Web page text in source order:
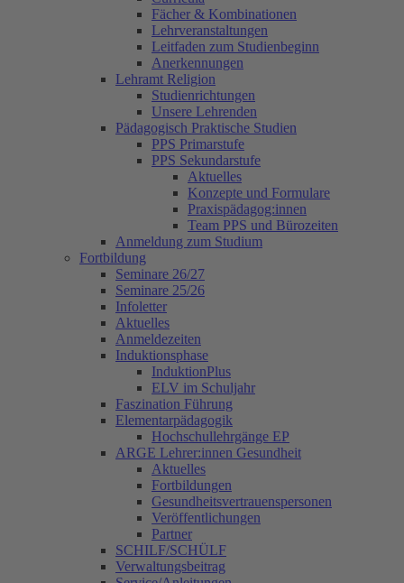
Fächer & Kombinationen
Lehrveranstaltungen
Leitfaden zum Studienbeginn
Anerkennungen
Lehramt Religion
Studienrichtungen
Unsere Lehrenden
Pädagogisch Praktische Studien
PPS Primarstufe
PPS Sekundarstufe
Aktuelles
Konzepte und Formulare
Praxispädagog:innen
Team PPS und Bürozeiten
Anmeldung zum Studium
Fortbildung
Seminare 26/27
Seminare 25/26
Infoletter
Aktuelles
Anmeldezeiten
Induktionsphase
InduktionPlus
ELV im Schuljahr
Faszination Führung
Elementarpädagogik
Hochschullehrgänge EP
ARGE Lehrer:innen Gesundheit
Aktuelles
Fortbildungen
Gesundheitsvertrauenspersonen
Veröffentlichungen
Partner
SCHILF/SCHÜLF
Verwaltungsbeitrag